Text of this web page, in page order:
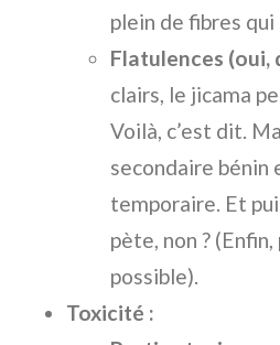
plein de fibres
Flatulences (oui,
clairs, le jicama
Voilà, c’est dit.
secondaire bénin
temporaire. Et
pète, non ? (Enfin,
possible).
Toxicité :